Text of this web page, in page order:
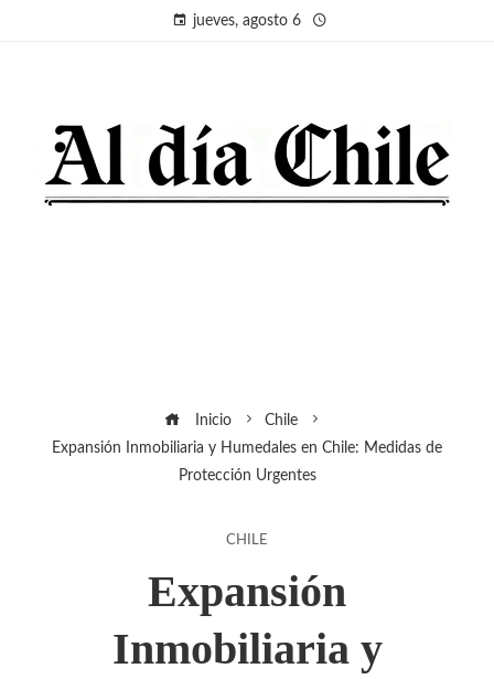
jueves, agosto 6
Inicio
Chile
Expansión Inmobiliaria y Humedales en Chile: Medidas de
Protección Urgentes
CHILE
Expansión
Inmobiliaria y